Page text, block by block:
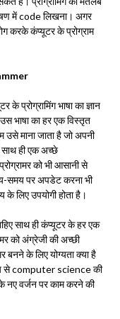
में code लिखना। अगर
करके कंप्यूटर के प्रोग्राम
प्रोग्रामिंग भाषा का ज्ञान
भाषा का हर एक विस्तृत
उसे माना जाता है जो अपनी
साथ ही एक अच्छे
को ‌भी आसानी से
समय पर अपडेट करना भी
के लिए उपयोगी होता है।
साथ ही कंप्यूटर के हर एक
को अंग्रेजी की अच्छी
बनने के लिए योग्यता क्या है
से computer science की
के नए वर्जन पर काम करने की